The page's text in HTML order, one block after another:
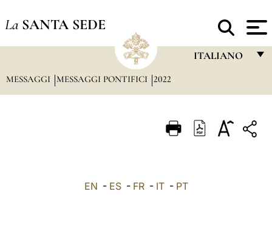
La SANTA SEDE
ITALIANO
ITALIANO
MESSAGGI MESSAGGI PONTIFICI 2022
EN - ES- FR- IT- PT